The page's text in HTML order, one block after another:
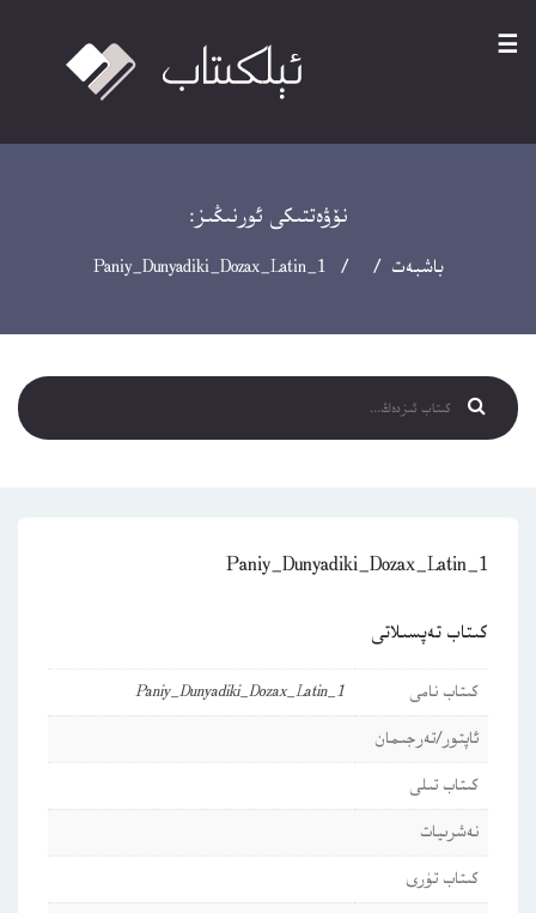
☰
نۆۋەتتىكى ئورنىڭىز:
باشبەت / / Paniy_Dunyadiki_Dozax_Latin_1
Paniy_Dunyadiki_Dozax_Latin_1
كىتاب تەپسىلاتى
كىتاب نامى
Paniy_Dunyadiki_Dozax_Latin_1
ئاپتور/تەرجىمان
كىتاب تىلى
نەشرىيات
كىتاب تۈرى